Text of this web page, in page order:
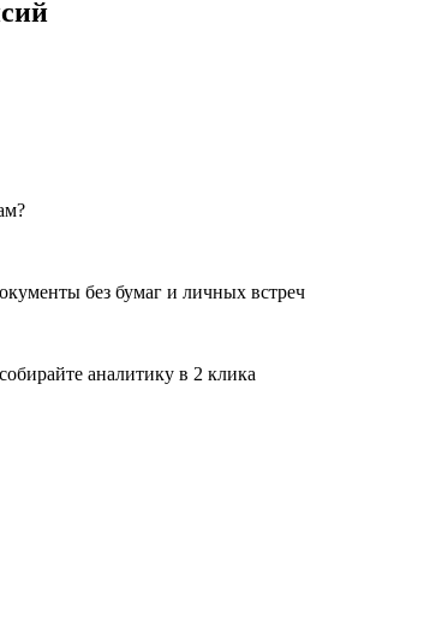
без бумаг и личных встреч
аналитику в 2 клика